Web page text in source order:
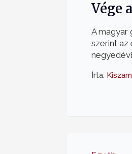
Vége
A magyar
szerint az
Írta: